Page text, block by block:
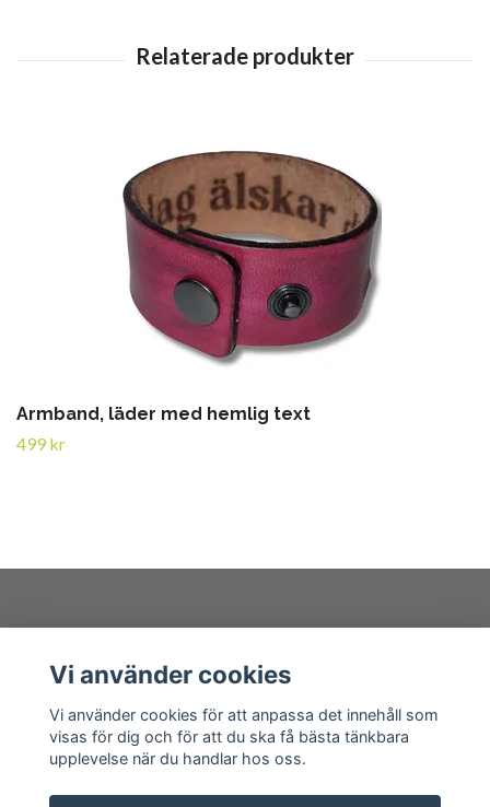
Armband, läder med hemlig text
499 kr
Läs mer
Vi använder cookies
Vi använder cookies för att anpassa det innehåll som
visas för dig och för att du ska få bästa tänkbara
upplevelse när du handlar hos oss.